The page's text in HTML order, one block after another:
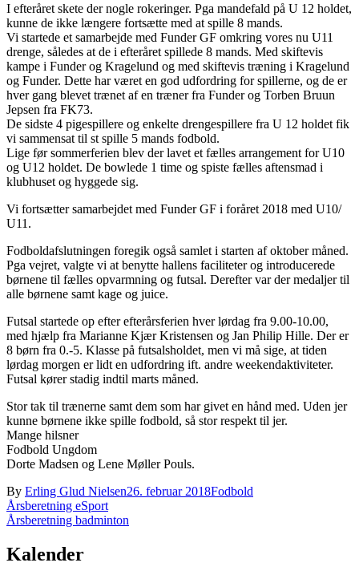
I efteråret skete der nogle rokeringer. Pga mandefald på U 12 holdet,
kunne de ikke længere fortsætte med at spille 8 mands.
Vi startede et samarbejde med Funder GF omkring vores nu U11
drenge, således at de i efteråret spillede 8 mands. Med skiftevis
kampe i Funder og Kragelund og med skiftevis træning i Kragelund
og Funder. Dette har været en god udfordring for spillerne, og de er
hver gang blevet trænet af en træner fra Funder og Torben Bruun
Jepsen fra FK73.
De sidste 4 pigespillere og enkelte drengespillere fra U 12 holdet fik
vi sammensat til st spille 5 mands fodbold.
Lige før sommerferien blev der lavet et fælles arrangement for U10
og U12 holdet. De bowlede 1 time og spiste fælles aftensmad i
klubhuset og hyggede sig.
Vi fortsætter samarbejdet med Funder GF i foråret 2018 med U10/
U11.
Fodboldafslutningen foregik også samlet i starten af oktober måned.
Pga vejret, valgte vi at benytte hallens faciliteter og introducerede
børnene til fælles opvarmning og futsal. Derefter var der medaljer til
alle børnene samt kage og juice.
Futsal startede op efter efterårsferien hver lørdag fra 9.00-10.00,
med hjælp fra Marianne Kjær Kristensen og Jan Philip Hille. Der er
8 børn fra 0.-5. Klasse på futsalsholdet, men vi må sige, at tiden
lørdag morgen er lidt en udfordring ift. andre weekendaktiviteter.
Futsal kører stadig indtil marts måned.
Stor tak til trænerne samt dem som har givet en hånd med. Uden jer
kunne børnene ikke spille fodbold, så stor respekt til jer.
Mange hilsner
Fodbold Ungdom
Dorte Madsen og Lene Møller Pouls.
By Erling Glud Nielsen26. februar 2018Fodbold
Indlægsnavigation
Årsberetning eSport
Årsberetning badminton
Kalender